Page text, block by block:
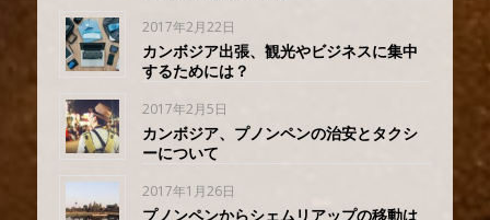
2017年2月22日
カンボジア出張、観光やビジネスに集中
するためには？
2017年2月5日
カンボジア、プノンペンの治安とタクシ
ーについて
2017年1月26日
プノンペンからシェムリアップの移動は